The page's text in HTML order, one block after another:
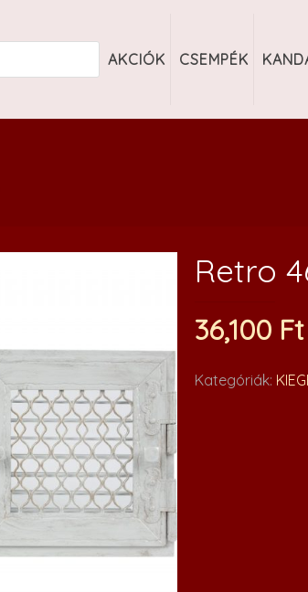
AKCIÓK CSEMPÉK
Retro
36,100 Ft
Kategóriák: